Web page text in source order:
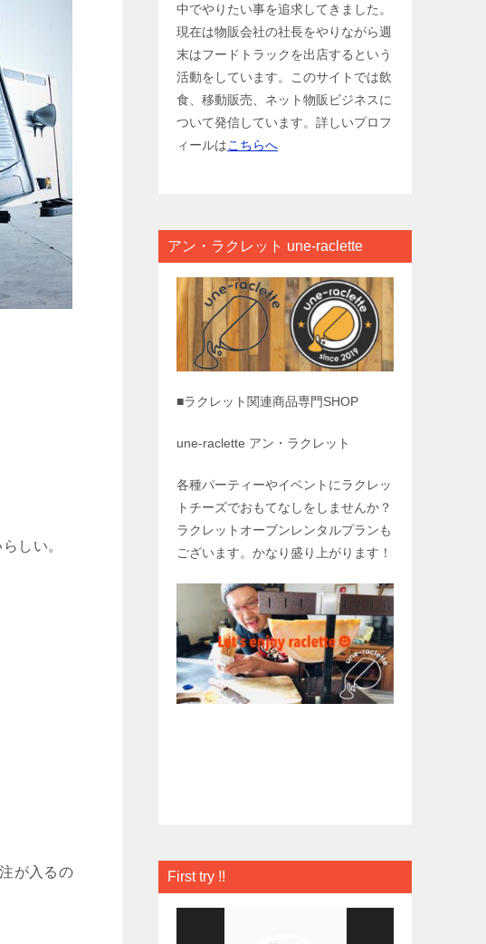
しい。
が入るの
中でやりたい事を追求してきました。
現在は物販会社の社長をやりながら週
末はフードトラックを出店するという
活動をしています。このサイトでは飲
食、移動販売、ネット物販ビジネスに
ついて発信しています。詳しいプロフ
ィールはこちらへ
アン・ラクレット une-raclette
■ラクレット関連商品専門SHOP
une-raclette アン・ラクレット
各種パーティーやイベントにラクレッ
トチーズでおもてなしをしませんか？
ラクレットオーブンレンタルプランも
ございます。かなり盛り上がります！
First try !!